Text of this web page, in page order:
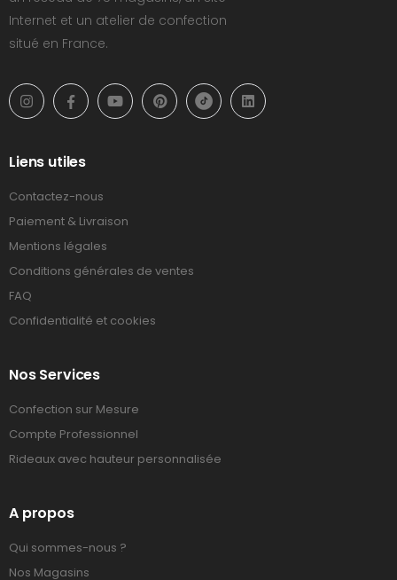
Internet et un atelier de confection
situé en France.
Liens utiles
Contactez-nous
Paiement & Livraison
Mentions légales
Conditions générales de ventes
FAQ
Confidentialité et cookies
Nos Services
Confection sur Mesure
Compte Professionnel
Rideaux avec hauteur personnalisée
A propos
Qui sommes-nous ?
Nos Magasins